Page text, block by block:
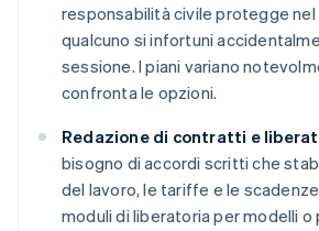
responsabilità civile protegge nel
qualcuno si infortuni
sessione. I piani variano
confronta le opzioni.
Redazione di contratti e
bisogno di accordi scritti che
del lavoro, le tariffe e le
moduli di liberatoria per modelli o